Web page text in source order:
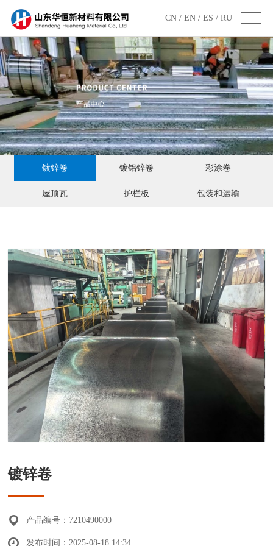
CN / EN / ES / RU
镀锌卷 镀铝锌卷 彩涂卷
屋顶瓦 护栏板 包装和运输
镀锌卷
产品编号：7210490000
发布时间：2025-08-18 14:34